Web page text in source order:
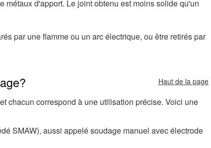
métaux d'apport. Le joint obtenu est moins solide qu'un
par une flamme ou un arc électrique, ou être retirés par
Haut de la page
chacun correspond à une utilisation précise. Voici une
SMAW), aussi appelé soudage manuel avec électrode